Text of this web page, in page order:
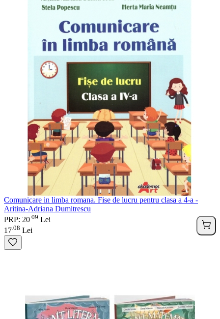
Comunicare in limba romana. Fise de lucru pentru clasa a 4-a -
Aritina-Adriana Dumitrescu
PRP: 20 09 Lei
17 08 Lei